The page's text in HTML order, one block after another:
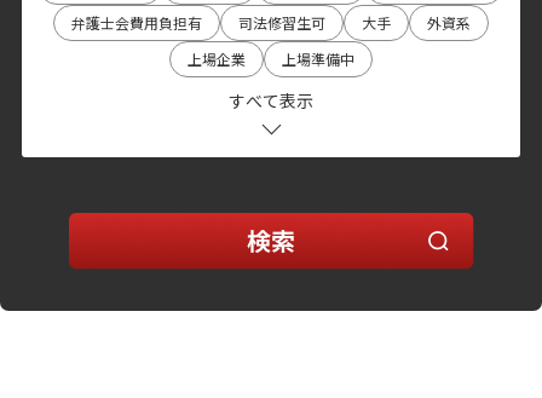
弁護士会費用負担有
司法修習生可 大手
外資系
上場企業
上場準備中
すべて表示